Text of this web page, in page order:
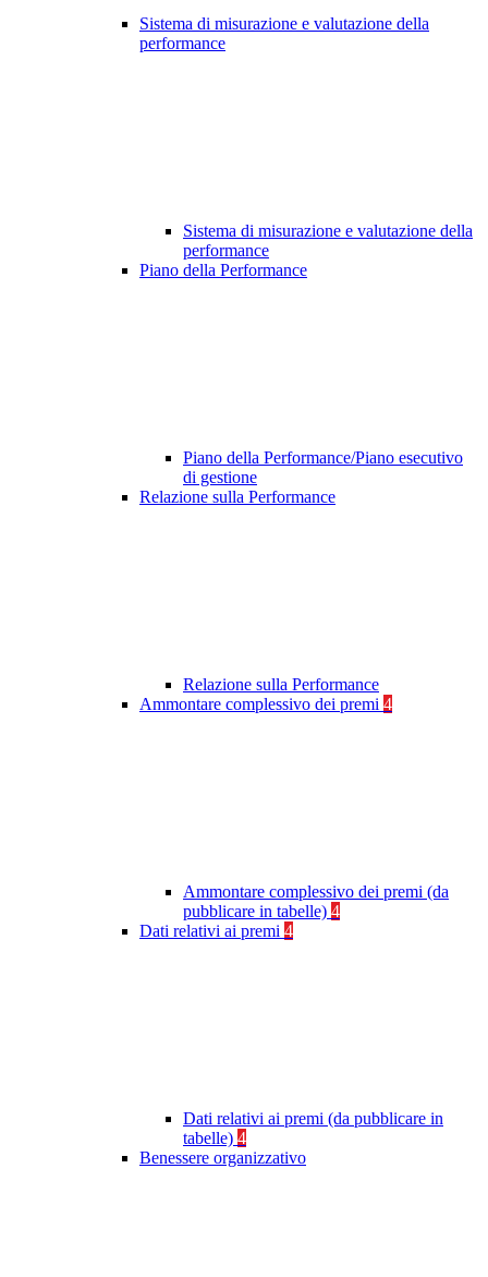
Sistema di misurazione e valutazione della
performance
Sistema di misurazione e valutazione della
performance
Piano della Performance
Piano della Performance/Piano esecutivo
di gestione
Relazione sulla Performance
Relazione sulla Performance
Ammontare complessivo dei premi 4
Ammontare complessivo dei premi (da
pubblicare in tabelle) 4
Dati relativi ai premi 4
Dati relativi ai premi (da pubblicare in
tabelle) 4
Benessere organizzativo